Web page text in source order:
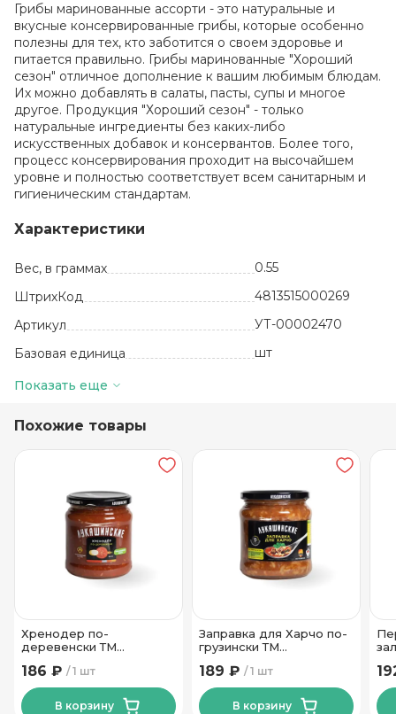
Грибы маринованные ассорти - это натуральные и
вкусные консервированные грибы, которые особенно
полезны для тех, кто заботится о своем здоровье и
питается правильно. Грибы маринованные "Хороший
сезон" отличное дополнение к вашим любимым блюдам.
Их можно добавлять в салаты, пасты, супы и многое
другое. Продукция "Хороший сезон" - только
натуральные ингредиенты без каких-либо
искусственных добавок и консервантов. Более того,
процесс консервирования проходит на высочайшем
уровне и полностью соответствует всем санитарным и
гигиеническим стандартам.
Характеристики
Вес, в граммах
0.55
ШтрихКод
4813515000269
Артикул
УТ-00002470
Базовая единица
шт
Производитель
Температура хранения
Вид упаковки
Стекло
Показать еще
Похожие товары
Хренодер по-
деревенски ТМ
1 шт
186 ₽
В корзину
Заправка для Харчо по-
грузински ТМ
1 шт
189 ₽
В корзину